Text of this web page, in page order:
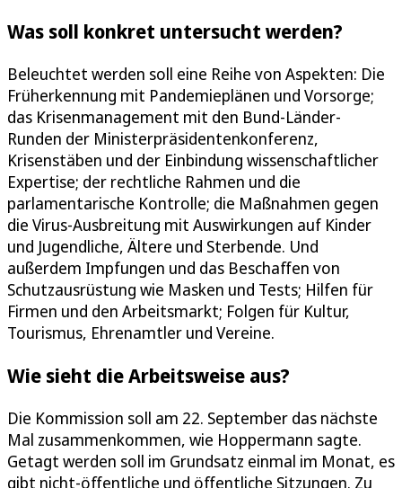
Was soll konkret untersucht werden?
Beleuchtet werden soll eine Reihe von Aspekten: Die
Früherkennung mit Pandemieplänen und Vorsorge;
das Krisenmanagement mit den Bund-Länder-
Runden der Ministerpräsidentenkonferenz,
Krisenstäben und der Einbindung wissenschaftlicher
Expertise; der rechtliche Rahmen und die
parlamentarische Kontrolle; die Maßnahmen gegen
die Virus-Ausbreitung mit Auswirkungen auf Kinder
und Jugendliche, Ältere und Sterbende. Und
außerdem Impfungen und das Beschaffen von
Schutzausrüstung wie Masken und Tests; Hilfen für
Firmen und den Arbeitsmarkt; Folgen für Kultur,
Tourismus, Ehrenamtler und Vereine.
Wie sieht die Arbeitsweise aus?
Die Kommission soll am 22. September das nächste
Mal zusammenkommen, wie Hoppermann sagte.
Getagt werden soll im Grundsatz einmal im Monat, es
gibt nicht-öffentliche und öffentliche Sitzungen. Zu